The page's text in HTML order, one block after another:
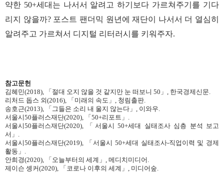
약한 50+세대는 나서서 알려고 하기보다 가르쳐주기를 기다
리지 않을까? 포스트 팬더믹 원년에 재단이 나서서 더 열심히
알려주고 가르쳐서 디지털 리터러시를 키워주자.
참고문헌
김혜민(2018), 「절대 오지 않을 것 같지만 눈 떠보니 50」, 한국경제신문.
리처드 돕스 외(2016), 「미래의 속도」, 청림출판.
송호근(2013), 「그들은 소리 내 울지 않는다」, 이와우.
서울시50플러스재단(2020), 「50+리포트」.
서울시50플러스재단(2020), 「서울시 50+세대 실태조사 심층 분석 보고
서」.
서울시50플러스재단(2019), 「서울시 50+세대 실태조사-직업이력 및 경제
활동」.
안희경(2020), 「오늘부터의 세계」, 메디치미디어.
제이슨 솅커(2020), 「코로나 이후의 세계」, 미디어숲.